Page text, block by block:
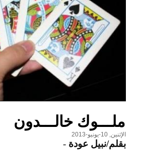
ملـــوك خالـــدون
الإثنين, 10-يونيو-2013
بقلم/نبيل عودة -